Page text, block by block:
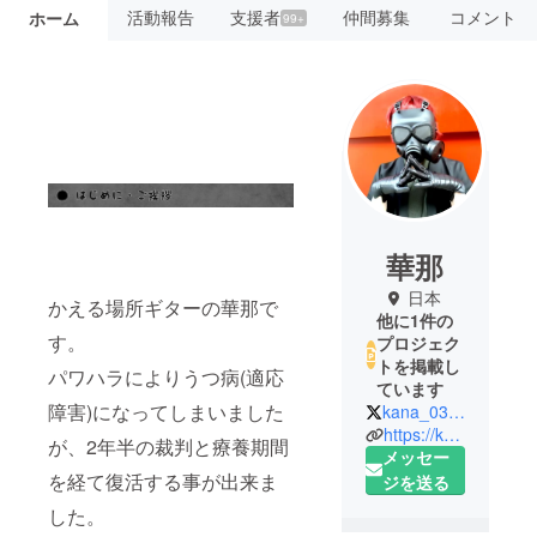
ホーム 活動報告 支援者99+ 仲間募集 コメント
かえる場所ギターの華那で
す。
パワハラによりうつ病(適応
障害)になってしまいました
が、2年半の裁判と療養期間
を経て復活する事が出来ま
した。
華那
日本
他に1件の
プロジェク
トを掲載し
ています
kana_03_01
https://kana-gt.com
メッセー
ジを送る